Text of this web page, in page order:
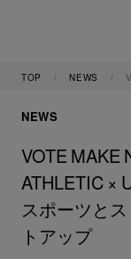
TOP NEWS
NEWS
VOTE MAKE
ATHLETIC ×
スポーツと
トアップ